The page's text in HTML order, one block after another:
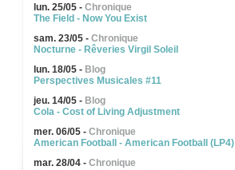
lun. 25/05 - Chronique
The Field - Now You Exist
sam. 23/05 - Chronique
Nocturne - Rêveries Virgil Soleil
lun. 18/05 - Blog
Perspectives Musicales #11
jeu. 14/05 - Blog
Cola - Cost of Living Adjustment
mer. 06/05 - Chronique
American Football - American Football (LP4)
mar. 28/04 - Chronique